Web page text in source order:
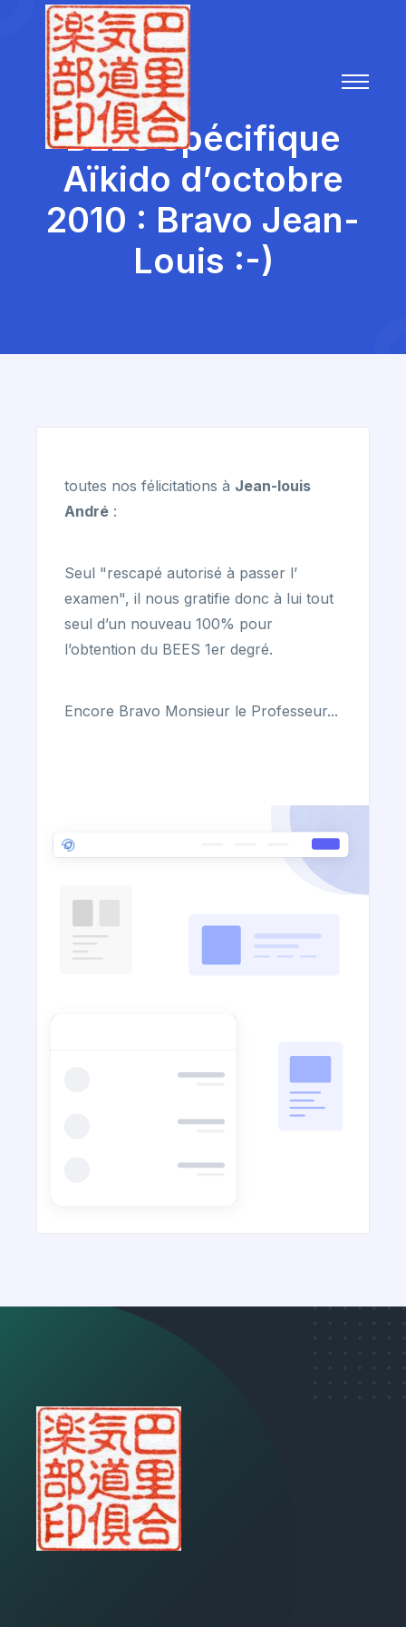
BEES spécifique
Aïkido d’octobre
2010 : Bravo Jean-
Louis :-)
toutes nos félicitations à Jean-louis
André :
Seul "rescapé autorisé à passer l’
examen", il nous gratifie donc à lui tout
seul d’un nouveau 100% pour
l’obtention du BEES 1er degré.
Encore Bravo Monsieur le Professeur...